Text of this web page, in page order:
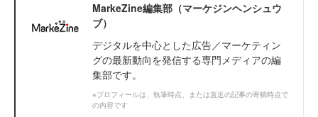
MarkeZine編集部（マーケジンヘンシュウ
ブ）
デジタルを中心とした広告／マーケティン
グの最新動向を発信する専門メディアの編
集部です。
※プロフィールは、執筆時点、または直近の記事の寄稿時点で
の内容です